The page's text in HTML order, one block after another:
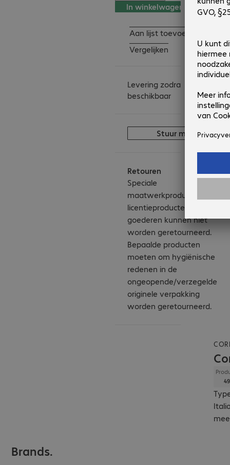
In winkelwagen
Aan lijst toevoegen
Vergelijken
Levering zodra
beschikbaar
Stuur me een
Retouren
Speciale
maatwerkproducten,
licentieproducten en B-
goederen kunnen niet
worden geretourneerd.
Bepaalde producten
moeten om hygiënische
redenen in de
ongeopende/verzegelde
originele verpakking
worden geretourneerd.
Brands.